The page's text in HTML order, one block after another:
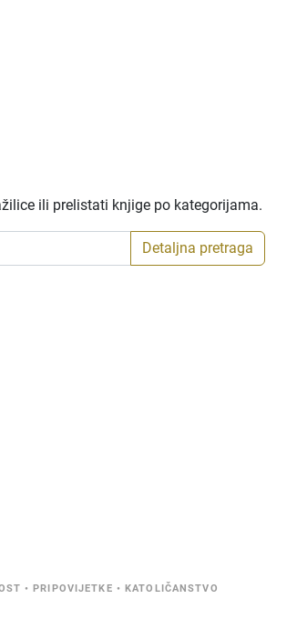
ili prelistati knjige po kategorijama.
Detaljna pretraga
•PRIPOVIJETKE •KATOLIČANSTVO